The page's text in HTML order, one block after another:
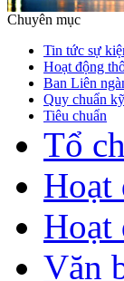
Chuyên mục
Tin tức sự
Hoạt động
Ban Liên
Quy chuẩn
Tiêu chuẩn
Tổ
Hoạt
Hoạt
Văn